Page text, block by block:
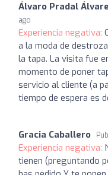
Álvaro Pradal
ago
Experiencia negativa:
a la moda de
la tapa. La visita fue
momento de poner
servicio al cliente (a
tiempo de espera es
Gracia Caballero
Experiencia negativa:
tienen (preguntando